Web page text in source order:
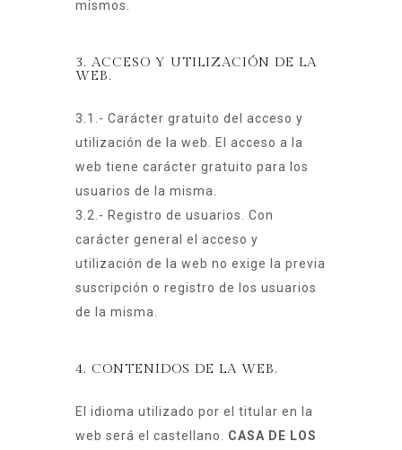
mismos.
3. ACCESO Y UTILIZACIÓN DE LA
WEB.
3.1.- Carácter gratuito del acceso y
utilización de la web. El acceso a la
web tiene carácter gratuito para los
usuarios de la misma.
3.2.- Registro de usuarios. Con
carácter general el acceso y
utilización de la web no exige la previa
suscripción o registro de los usuarios
de la misma.
4. CONTENIDOS DE LA WEB.
El idioma utilizado por el titular en la
web será el castellano. CASA DE LOS